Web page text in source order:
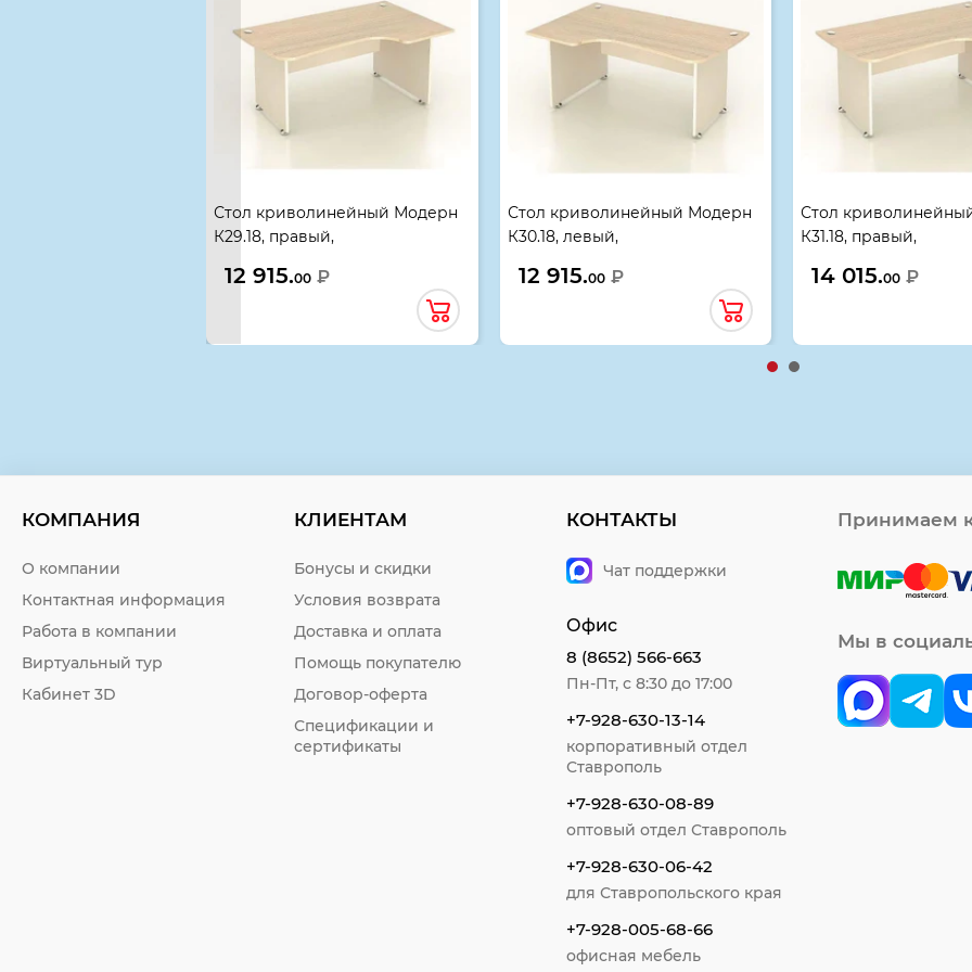
Стол криволинейный Модерн
К29.18, правый,
светлый
12 915.00 ₽
Стол криволинейный Модерн
К30.18, левый,
светлый
12 915.00 ₽
Стол
К31.18, правый,
светлый
14 015.00 ₽
КОМПАНИЯ
О компании
Контактная информация
Работа в компании
Виртуальный тур
Кабинет 3D
КЛИЕНТАМ
Бонусы и скидки
Условия возврата
Доставка и оплата
Помощь покупателю
Договор-оферта
Спецификации и
сертификаты
КОНТАКТЫ
Чат поддержки
Офис
8 (8652) 566-663
Пн-Пт, с 8:30 до 17:00
+7-928-630-13-14
корпоративный отдел
Ставрополь
+7-928-630-08-89
оптовый отдел Ставрополь
+7-928-630-06-42
для Ставропольского края
+7-928-005-68-66
офисная мебель
Принимаем
Мы в